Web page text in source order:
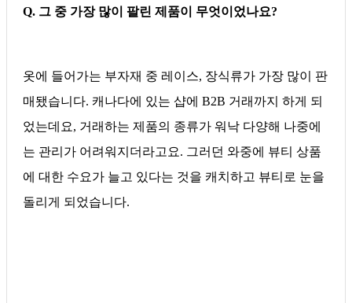
Q. 그 중 가장 많이 팔린 제품이 무엇이었나요?
옷에 들어가는 부자재 중 레이스, 장식류가 가장 많이 판
매됐습니다. 캐나다에 있는 샵에 B2B 거래까지 하게 되
었는데요, 거래하는 제품의 종류가 워낙 다양해 나중에
는 관리가 어려워지더라고요. 그러던 와중에 뷰티 상품
에 대한 수요가 늘고 있다는 것을 캐치하고 뷰티로 눈을
돌리게 되었습니다.